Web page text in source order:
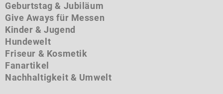
Geburtstag & Jubiläum
Give Aways für Messen
Kinder & Jugend
Hundewelt
Friseur & Kosmetik
Fanartikel
Nachhaltigkeit & Umwelt